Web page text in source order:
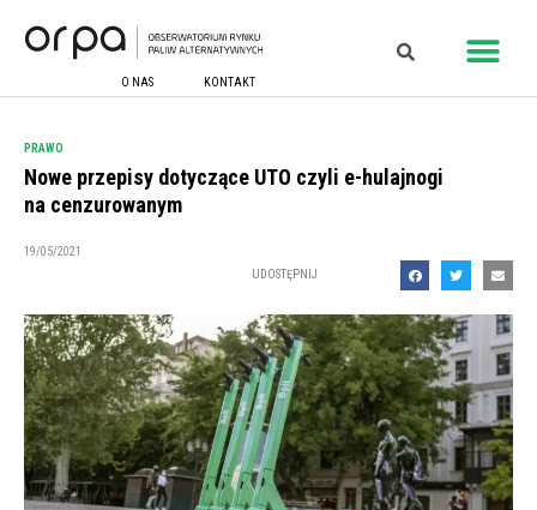
O NAS KONTAKT
PRAWO
Nowe przepisy dotyczące UTO czyli e-hulajnogi
na cenzurowanym
19/05/2021
UDOSTĘPNIJ